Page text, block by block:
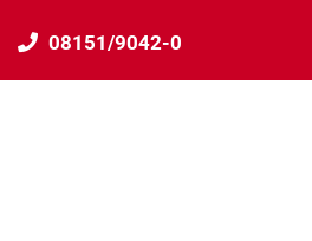
08151/9042-0